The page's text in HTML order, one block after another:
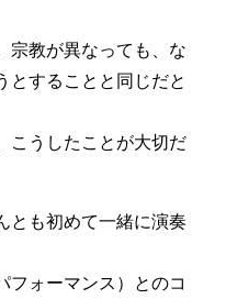
宗教が異なっても、な
とすることと同じだと
こうしたことが大切だ
とも初めて一緒に演奏
フォーマンス）とのコ